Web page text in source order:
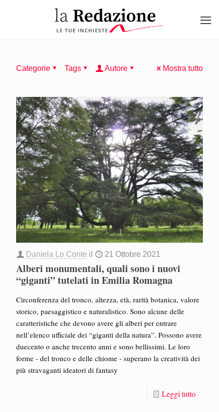
Categorie Tags Autore Mostra tutto
Daniela Lo Conte il 21 Ottobre 2021
Alberi monumentali, quali sono i nuovi
“giganti” tutelati in Emilia Romagna
Circonferenza del tronco, altezza, età, rarità botanica, valore
storico, paesaggistico e naturalistico. Sono alcune delle
caratteristiche che devono avere gli alberi per entrare
nell’elenco ufficiale dei “giganti della natura”. Possono avere
duecento o anche trecento anni e sono bellissimi. Le loro
forme - del tronco e delle chiome - superano la creatività dei
più stravaganti ideatori di fantasy
Leggi tutto